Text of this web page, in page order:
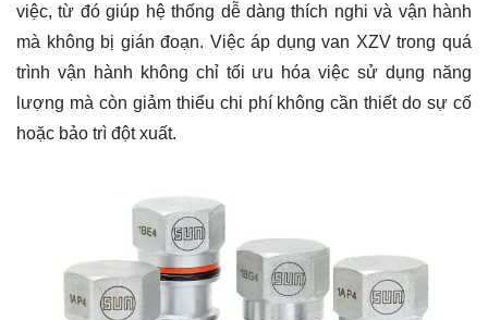
việc, từ đó giúp hệ thống dễ dàng thích nghi và vận hành
mà không bị gián đoạn. Việc áp dụng van XZV trong quá
trình vận hành không chỉ tối ưu hóa việc sử dụng năng
lượng mà còn giảm thiểu chi phí không cần thiết do sự cố
hoặc bảo trì đột xuất.